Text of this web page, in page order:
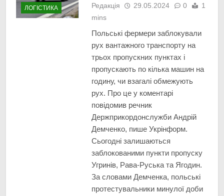
ЛОГІСТИКА Редакція 29.05.2024 0
1
mins
Польські фермери заблокували
рух вантажного транспорту на
трьох пропускних пунктах і
пропускають по кілька машин на
годину, чи взагалі обмежують
рух. Про це у коментарі
повідомив речник
Держприкордонслужби Андрій
Демченко, пише Укрінформ.
Сьогодні залишаються
заблокованими пункти пропуску
Угринів, Рава-Руська та Ягодин.
За словами Демченка, польські
протестувальники минулої доби